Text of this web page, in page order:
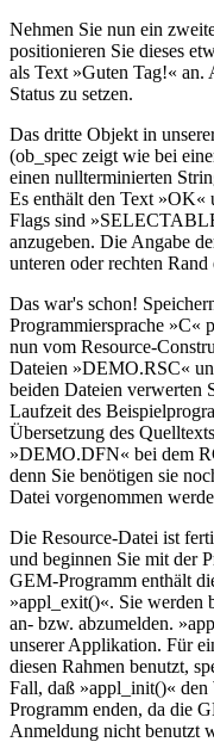
Nehmen Sie nun ein
positionieren Sie dieses
als Text »Guten Tag!« an.
Status zu setzen.
Das dritte Objekt in
(ob_spec zeigt wie bei
einen nullterminierten
Es enthält den Text »OK«
Flags sind
anzugeben. Die Angabe
unteren oder rechten
Das war's schon!
Programmiersprache »C«
nun vom Resource-
Dateien »DEMO.RSC«
beiden Dateien
Laufzeit des
Übersetzung des
»DEMO.DFN« bei dem
denn Sie benötigen sie
Datei vorgenommen
Die Resource-Datei ist
und beginnen Sie mit der
GEM-Programm enthält
»appl_exit()«. Sie werden
an- bzw. abzumelden.
unserer Applikation. Für
diesen Rahmen benutzt,
Fall, daß »appl_init()«
Programm enden, da die
Anmeldung nicht benutzt